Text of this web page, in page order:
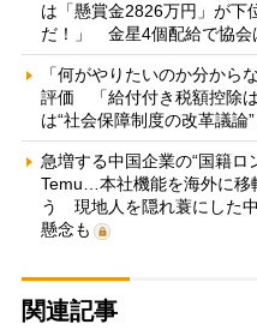
は「懸賞金2826万円」が下
だ！」 金星4個配給で協会
「何がやりたいのか分から
評価 「給付付き税額控除
は“社会保障制度の改革議論
急増する中国企業の“国籍ロ
Temu…本社機能を海外に移
う 現地人を隠れ蓑にした
懸念も
関連記事